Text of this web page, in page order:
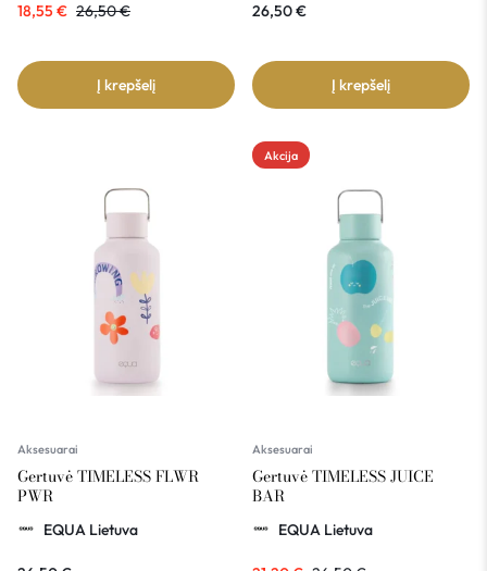
26,50€
18,55 €
Į krepšelį
26,50€
Į krepšelį
Aksesuarai
Gertuvė TIMELESS FLWR
PWR
EQUA Lietuva
Akcija
Aksesuarai
Gertuvė TIMELESS JUICE
BAR
EQUA Lietuva